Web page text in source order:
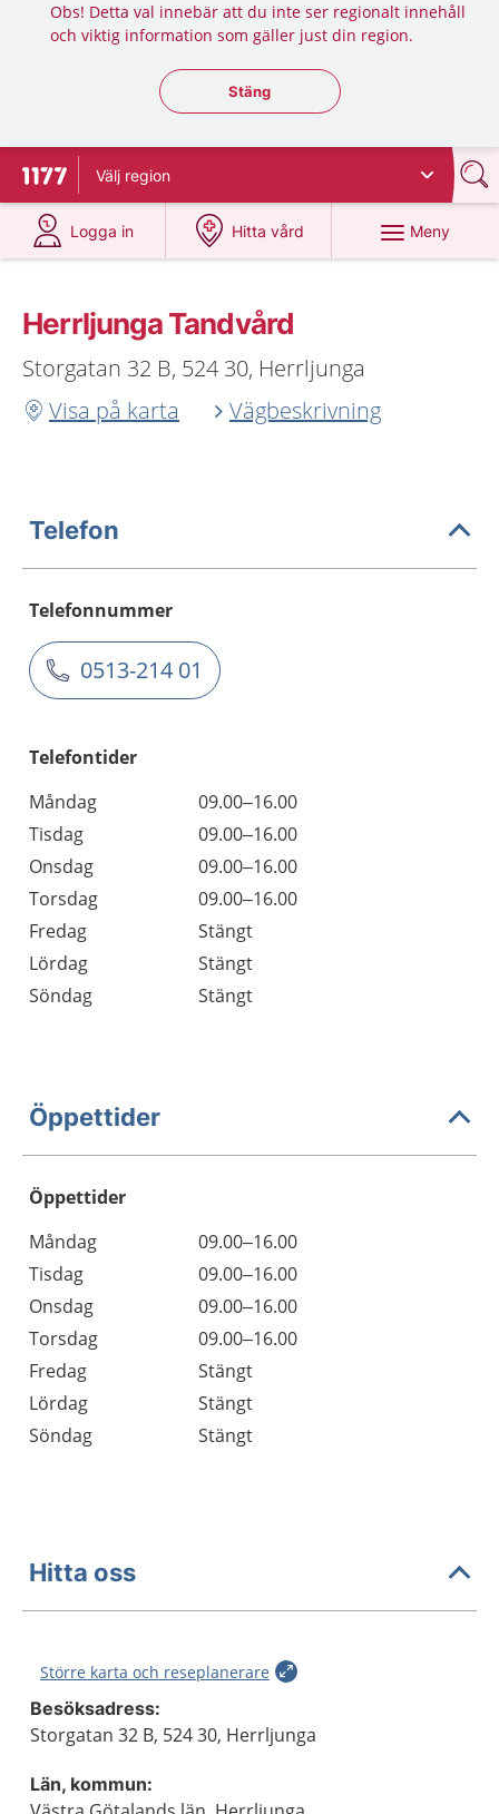
Obs! Detta val innebär att du inte ser regionalt innehåll
och viktig information som gäller just din region.
Stäng regionsväljaren
Stäng
Till startsidan för 1177
Välj region
Logga in
på 1177.se
Hitta vård
på 1177.se
Meny
Herrljunga Tandvård
Storgatan 32 B, 524 30, Herrljunga
Visa på karta
Vägbeskrivning
Telefon
Telefonnummer
0513-214 01
Telefontider
Måndag
09.00–16.00
Tisdag
09.00–16.00
Onsdag
09.00–16.00
Torsdag
09.00–16.00
Fredag
Stängt
Lördag
Stängt
Söndag
Stängt
Öppettider
Öppettider
Dag
Öppettider
Kommentarer
Måndag
09.00–16.00
Tisdag
09.00–16.00
Onsdag
09.00–16.00
Torsdag
09.00–16.00
Fredag
Stängt
Lördag
Stängt
Söndag
Stängt
Hitta oss
Större karta och reseplanerare
Besöksadress:
Storgatan 32 B, 524 30, Herrljunga
Län, kommun: